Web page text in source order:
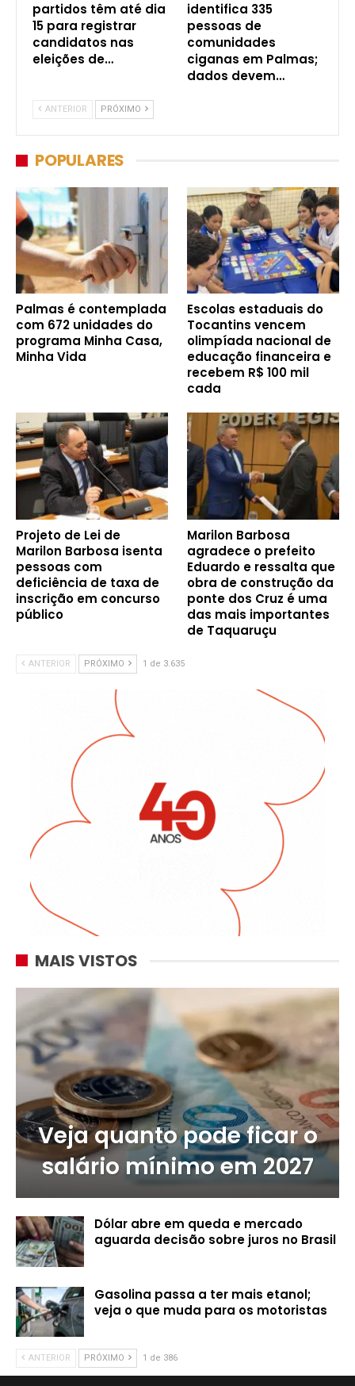
partidos têm até dia
15 para registrar
candidatos nas
eleições de…
identifica 335
pessoas de
comunidades
ciganas em Palmas;
dados devem…
ANTERIOR PRÓXIMO
POPULARES
Palmas é contemplada
com 672 unidades do
programa Minha Casa,
Minha Vida
Escolas estaduais do
Tocantins vencem
olimpíada nacional de
educação financeira e
recebem R$ 100 mil
cada
Projeto de Lei de
Marilon Barbosa isenta
pessoas com
deficiência de taxa de
inscrição em concurso
público
Marilon Barbosa
agradece o prefeito
Eduardo e ressalta que
obra de construção da
ponte dos Cruz é uma
das mais importantes
de Taquaruçu
ANTERIOR PRÓXIMO 1 de 3.635
MAIS VISTOS
Veja quanto pode ficar o
salário mínimo em 2027
Dólar abre em queda e mercado
aguarda decisão sobre juros no Brasil
Gasolina passa a ter mais etanol;
veja o que muda para os motoristas
ANTERIOR PRÓXIMO 1 de 386